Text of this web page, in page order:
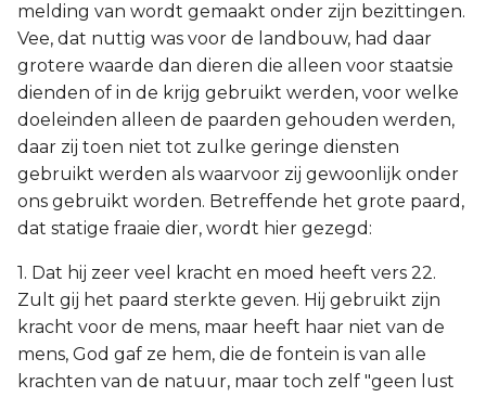
melding van wordt gemaakt onder zijn bezittingen.
Vee, dat nuttig was voor de landbouw, had daar
grotere waarde dan dieren die alleen voor staatsie
dienden of in de krijg gebruikt werden, voor welke
doeleinden alleen de paarden gehouden werden,
daar zij toen niet tot zulke geringe diensten
gebruikt werden als waarvoor zij gewoonlijk onder
ons gebruikt worden. Betreffende het grote paard,
dat statige fraaie dier, wordt hier gezegd:
1. Dat hij zeer veel kracht en moed heeft vers 22.
Zult gij het paard sterkte geven. Hij gebruikt zijn
kracht voor de mens, maar heeft haar niet van de
mens, God gaf ze hem, die de fontein is van alle
krachten van de natuur, maar toch zelf "geen lust